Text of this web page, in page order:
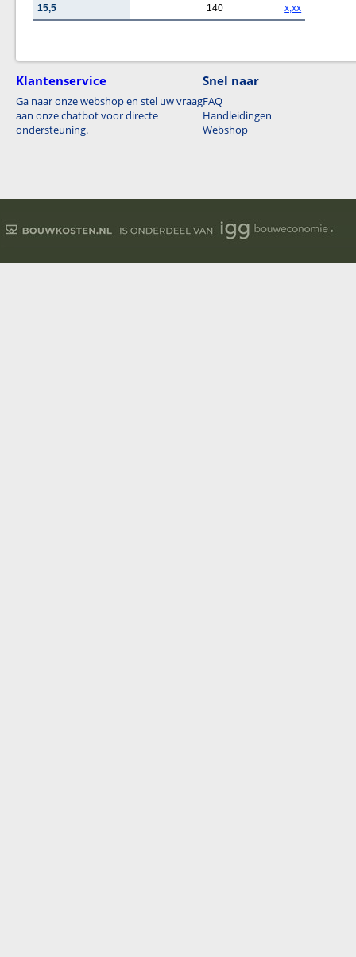
15,5 140 x,xx
Klantenservice
Ga naar onze webshop en stel uw vraag
aan onze chatbot voor directe
ondersteuning.
Snel naar
FAQ
Handleidingen
Webshop